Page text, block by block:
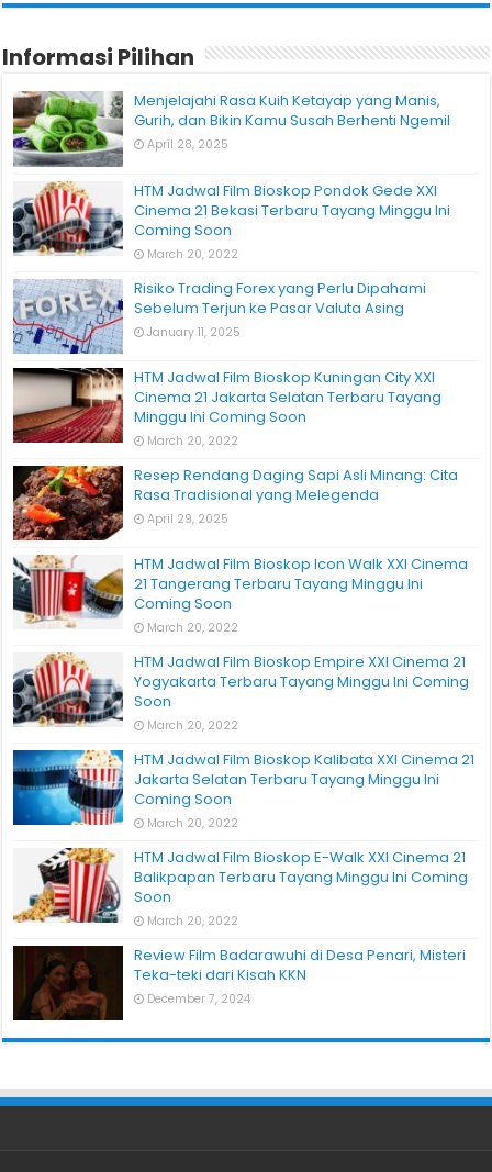
Informasi Pilihan
Menjelajahi Rasa Kuih Ketayap yang Manis,
Gurih, dan Bikin Kamu Susah Berhenti Ngemil
April 28, 2025
HTM Jadwal Film Bioskop Pondok Gede XXI
Cinema 21 Bekasi Terbaru Tayang Minggu Ini
Coming Soon
March 20, 2022
Risiko Trading Forex yang Perlu Dipahami
Sebelum Terjun ke Pasar Valuta Asing
January 11, 2025
HTM Jadwal Film Bioskop Kuningan City XXI
Cinema 21 Jakarta Selatan Terbaru Tayang
Minggu Ini Coming Soon
March 20, 2022
Resep Rendang Daging Sapi Asli Minang: Cita
Rasa Tradisional yang Melegenda
April 29, 2025
HTM Jadwal Film Bioskop Icon Walk XXI Cinema
21 Tangerang Terbaru Tayang Minggu Ini
Coming Soon
March 20, 2022
HTM Jadwal Film Bioskop Empire XXI Cinema 21
Yogyakarta Terbaru Tayang Minggu Ini Coming
Soon
March 20, 2022
HTM Jadwal Film Bioskop Kalibata XXI Cinema 21
Jakarta Selatan Terbaru Tayang Minggu Ini
Coming Soon
March 20, 2022
HTM Jadwal Film Bioskop E-Walk XXI Cinema 21
Balikpapan Terbaru Tayang Minggu Ini Coming
Soon
March 20, 2022
Review Film Badarawuhi di Desa Penari, Misteri
Teka-teki dari Kisah KKN
December 7, 2024